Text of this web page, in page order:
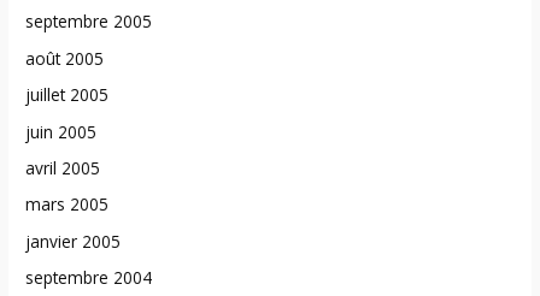
septembre 2005
août 2005
juillet 2005
juin 2005
avril 2005
mars 2005
janvier 2005
septembre 2004